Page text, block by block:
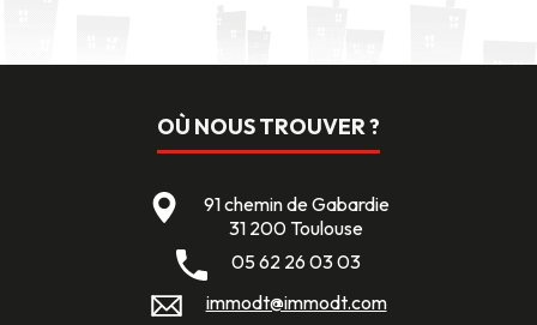
OÙ NOUS TROUVER ?
91 chemin de Gabardie
31 200 Toulouse
05 62 26 03 03
immodt@immodt.com